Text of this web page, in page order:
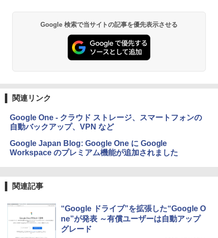
出す プロンプトの言葉 AI画像生成シリー
ズ (はぴーイラストLabo)
￥480
めのAIコーディング入門シリーズ
￥99
1冊ですべて身につくHTML & CSSとWe
FM TOWNS ハイパー・カタログ: 本体ハ
ードウェア・市販ソフトウェアのパーフ
Amazon Kindle - 目に優しい、かさばら
ない、大きな画面で読みやすい、6週間持
続バッテリー、6インチディスプレイ電子
書籍リーダー、ブラック、16GB、広告な
し
ション (32GB) 7インチディスプレイ、明
るさ自動調整、色調調節ライト、12週間
持続バッテリー、広告なし、メタリック
ブラック
￥27,980
テリー、広告無し、ブラック (2025年発
売)
Google 検索で当サイトの記事を優先表示させる
関連リンク
Google One - クラウド ストレージ、スマートフォンの
自動バックアップ、VPN など
Google Japan Blog: Google One に Google
Workspace のプレミアム機能が追加されました
関連記事
“Google ドライブ”を拡張した“Google O
ne”が発表 ～有償ユーザーは自動アップ
グレード